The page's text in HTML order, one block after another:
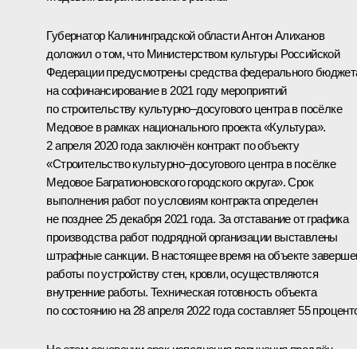
Губернатор Калининградской области Антон Алиханов
доложил о том, что Министерством культуры Российской
Федерации предусмотрены средства федерального
на софинансирование в 2021 году мероприятий
по строительству культурно–досугового центра в посёлке
Медовое в рамках национального проекта «Культура».
2 апреля 2020 года заключён контракт по объекту
«Строительство культурно–досугового центра в посёлке
Медовое Багратионовского городского округа». Срок
выполнения работ по условиям контракта определен
не позднее 25 декабря 2021 года. За отставание от графика
производства работ подрядной организации выставлены
штрафные санкции. В настоящее время на объекте
работы по устройству стен, кровли, осуществляются
внутренние работы. Техническая готовность объекта
по состоянию на 28 апреля 2022 года составляет 55